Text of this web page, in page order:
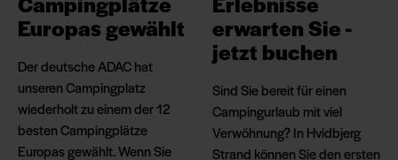
Europas gewählt
Der deutsche ADAC hat
unseren Campingplatz
wiederholt zu einem der 12
besten Campingplätze
Europas gewählt. Wenn Sie
erwarten Sie -
jetzt buchen
Sind Sie bereit für einen
Campingurlaub mit viel
Verwöhnung? In Hvidbjerg
Strand können Sie den ersten